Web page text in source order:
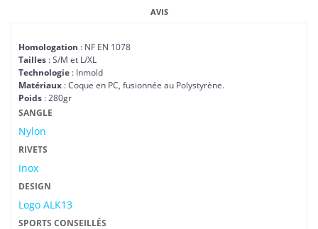
AVIS
Homologation : NF EN 1078
Tailles : S/M et L/XL
Technologie : Inmold
Matériaux : Coque en PC, fusionnée au Polystyrène.
Poids : 280gr
SANGLE
Nylon
RIVETS
Inox
DESIGN
Logo ALK13
SPORTS CONSEILLÉS